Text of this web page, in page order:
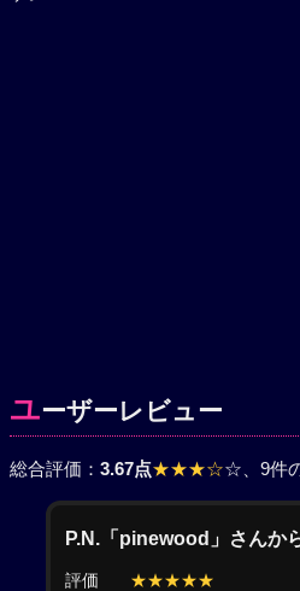
ユーザーレビュー
総合評価： 3.67点★★★☆☆ 、9件
P.N.「pinewood」さんか
評価
★★★★★